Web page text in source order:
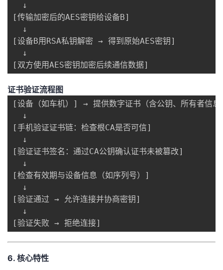
  ↓
[传输加密后的AES密钥给设备B]
  ↓
[设备B用RSA私钥解密 → 得到原始AES密钥]
  ↓
[双方使用AES密钥加密后续通信数据]
​证书验证流程图​
[设备（如车机）] → 提供数字证书（含公钥、所有者信息
  ↓
[手机验证证书链：检查根CA是否可信]
  ↓
[验证证书签名：通过CA公钥确认证书未被篡改]
  ↓
[检查有效期与设备信息（如序列号）]
  ↓
[验证通过 → 允许连接并协商密钥]
  ↓
[验证失败 → 拒绝连接]
​6. 核心特性​